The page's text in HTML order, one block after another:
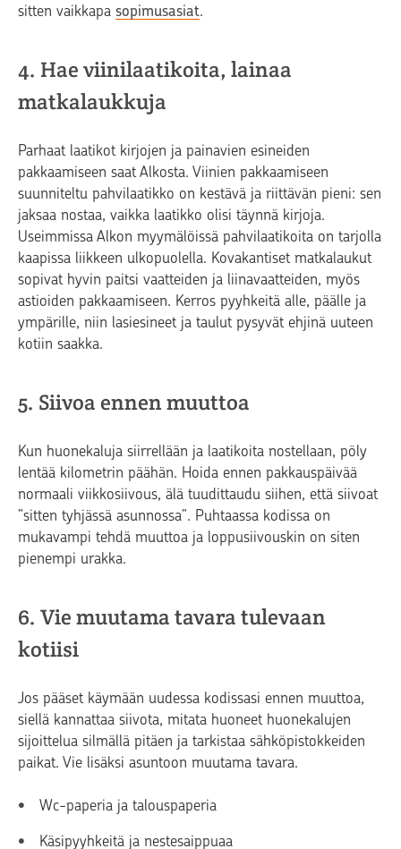
sitten vaikkapa sopimusasiat.
4. Hae viinilaatikoita, lainaa
matkalaukkuja
Parhaat laatikot kirjojen ja painavien esineiden
pakkaamiseen saat Alkosta. Viinien pakkaamiseen
suunniteltu pahvilaatikko on kestävä ja riittävän pieni: sen
jaksaa nostaa, vaikka laatikko olisi täynnä kirjoja.
Useimmissa Alkon myymälöissä pahvilaatikoita on tarjolla
kaapissa liikkeen ulkopuolella. Kovakantiset matkalaukut
sopivat hyvin paitsi vaatteiden ja liinavaatteiden, myös
astioiden pakkaamiseen. Kerros pyyhkeitä alle, päälle ja
ympärille, niin lasiesineet ja taulut pysyvät ehjinä uuteen
kotiin saakka.
5. Siivoa ennen muuttoa
Kun huonekaluja siirrellään ja laatikoita nostellaan, pöly
lentää kilometrin päähän. Hoida ennen pakkauspäivää
normaali viikkosiivous, älä tuudittaudu siihen, että siivoat
”sitten tyhjässä asunnossa”. Puhtaassa kodissa on
mukavampi tehdä muuttoa ja loppusiivouskin on siten
pienempi urakka.
6. Vie muutama tavara tulevaan
kotiisi
Jos pääset käymään uudessa kodissasi ennen muuttoa,
siellä kannattaa siivota, mitata huoneet huonekalujen
sijoittelua silmällä pitäen ja tarkistaa sähköpistokkeiden
paikat. Vie lisäksi asuntoon muutama tavara.
Wc-paperia ja talouspaperia
Käsipyyhkeitä ja nestesaippuaa